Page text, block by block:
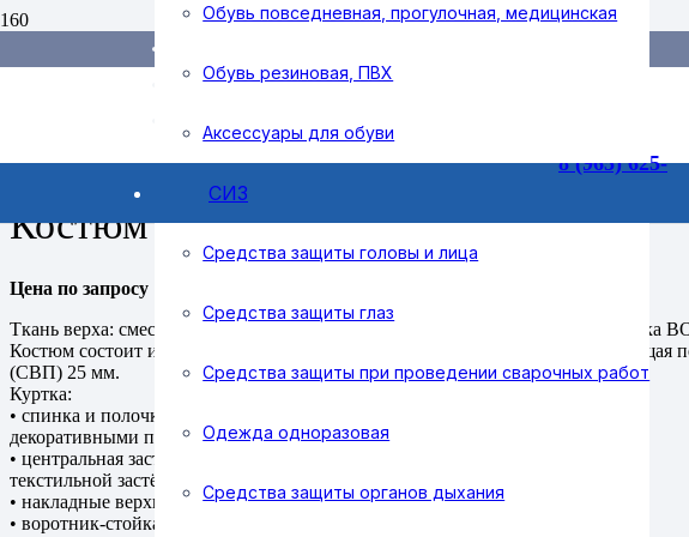
Доставка и оплата
КонтактыПоиск
nursnab@mail.ru
8 (965) 625-
Обувь повседневная, прогулочная, медицинская
Обувь резиновая, ПВХ
Аксессуары для обуви
СИЗ
Средства защиты головы и лица
Средства защиты глаз
Средства защиты при проведении сварочных работ
Одежда одноразовая
Средства защиты органов дыхания
Костюм ВЬЮГА зимний
Цена по запросу
Ткань верха: смесовая, 20% хлопок, 80% полиэфир,плотность 200 г/м², отделка
Костюм состоит из куртки и брюк. В костюме используется световозвращающая
(СВП) 25 мм.
Куртка:
• спинка и полочки с кокетками,
декоративными планками
• центральная застёжка на молнию и клапан с
текстильной застёжкой
• накладные верхние и нижние карманы
• воротник-стойка